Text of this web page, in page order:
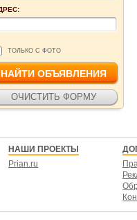
ТОЛЬКО С ФОТО
НАШИ ПРОЕКТЫ
Prian.ru